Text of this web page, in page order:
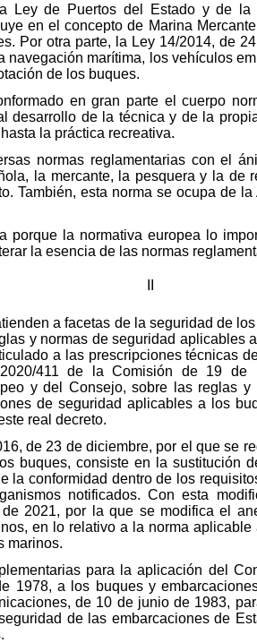
Ley de Puertos del Estado y de la
en el concepto de Marina
Por otra parte, la Ley 14/2014, de
navegación marítima, los vehículos
de los buques.
en gran parte el cuerpo
desarrollo de la técnica y de la
la práctica recreativa.
normas reglamentarias con el
la mercante, la pesquera y la de
También, esta norma se ocupa de
porque la normativa europea lo
la esencia de las normas
a facetas de la seguridad de
y normas de seguridad aplicables
a las prescripciones técnicas
411 de la Comisión de 19
y del Consejo, sobre las reglas
de seguridad aplicables a los
real decreto.
de 23 de diciembre, por el que se
buques, consiste en la sustitución
la conformidad dentro de los
notificados. Con esta
2021, por la que se modifica el
en lo relativo a la norma
marinos.
para la aplicación del
1978, a los buques y
de 10 de junio de 1983,
de las embarcaciones de